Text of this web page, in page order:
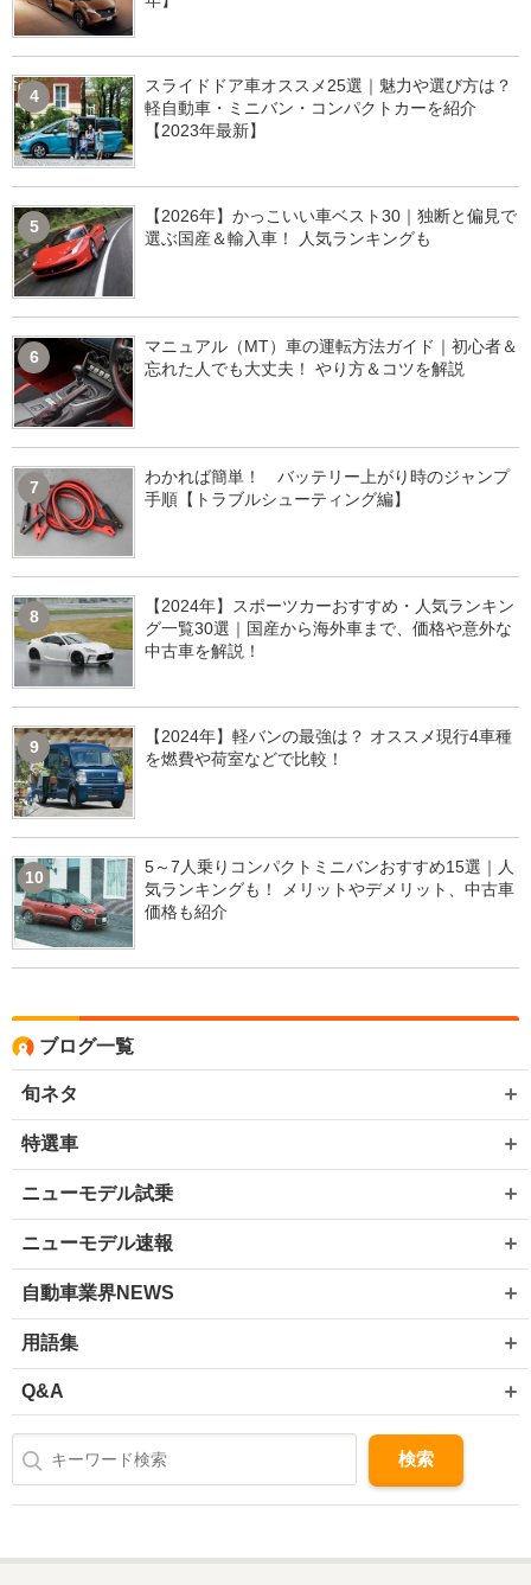
4
スライドドア車オススメ25選｜魅力や選び方は？
軽自動車・ミニバン・コンパクトカーを紹介
【2023年最新】
5
【2026年】かっこいい車ベスト30｜独断と偏見で
選ぶ国産＆輸入車！ 人気ランキングも
6
マニュアル（MT）車の運転方法ガイド｜初心者＆
忘れた人でも大丈夫！ やり方＆コツを解説
7
わかれば簡単！ バッテリー上がり時のジャンプ
手順【トラブルシューティング編】
8
【2024年】スポーツカーおすすめ・人気ランキン
グ一覧30選｜国産から海外車まで、価格や意外な
中古車を解説！
9
【2024年】軽バンの最強は？ オススメ現行4車種
を燃費や荷室などで比較！
10
5～7人乗りコンパクトミニバンおすすめ15選｜人
気ランキングも！ メリットやデメリット、中古車
価格も紹介
ブログ一覧
旬ネタ
特選車
ニューモデル試乗
ニューモデル速報
自動車業界NEWS
用語集
Q&A